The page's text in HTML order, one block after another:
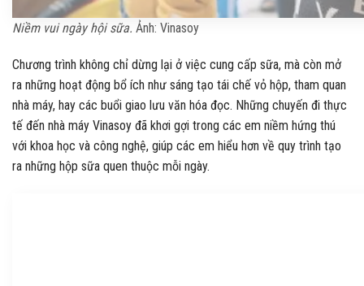
Niềm vui ngày hội sữa. Ảnh: Vinasoy
Chương trình không chỉ dừng lại ở việc cung cấp sữa, mà còn mở
ra những hoạt động bổ ích như sáng tạo tái chế vỏ hộp, tham quan
nhà máy, hay các buổi giao lưu văn hóa đọc. Những chuyến đi thực
tế đến nhà máy Vinasoy đã khơi gợi trong các em niềm hứng thú
với khoa học và công nghệ, giúp các em hiểu hơn về quy trình tạo
ra những hộp sữa quen thuộc mỗi ngày.